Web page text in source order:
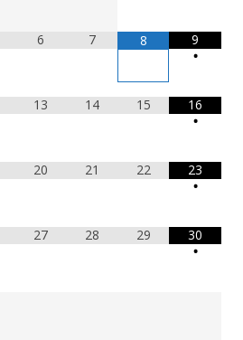
6 7 8
9
•
13 14 15
16
•
20 21 22
23
•
27 28 29
30
•